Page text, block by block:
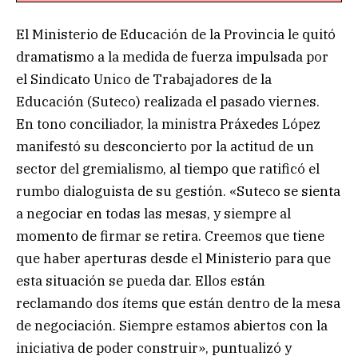
El Ministerio de Educación de la Provincia le quitó
dramatismo a la medida de fuerza impulsada por
el Sindicato Unico de Trabajadores de la
Educación (Suteco) realizada el pasado viernes.
En tono conciliador, la ministra Práxedes López
manifestó su desconcierto por la actitud de un
sector del gremialismo, al tiempo que ratificó el
rumbo dialoguista de su gestión. «Suteco se sienta
a negociar en todas las mesas, y siempre al
momento de firmar se retira. Creemos que tiene
que haber aperturas desde el Ministerio para que
esta situación se pueda dar. Ellos están
reclamando dos ítems que están dentro de la mesa
de negociación. Siempre estamos abiertos con la
iniciativa de poder construir», puntualizó y